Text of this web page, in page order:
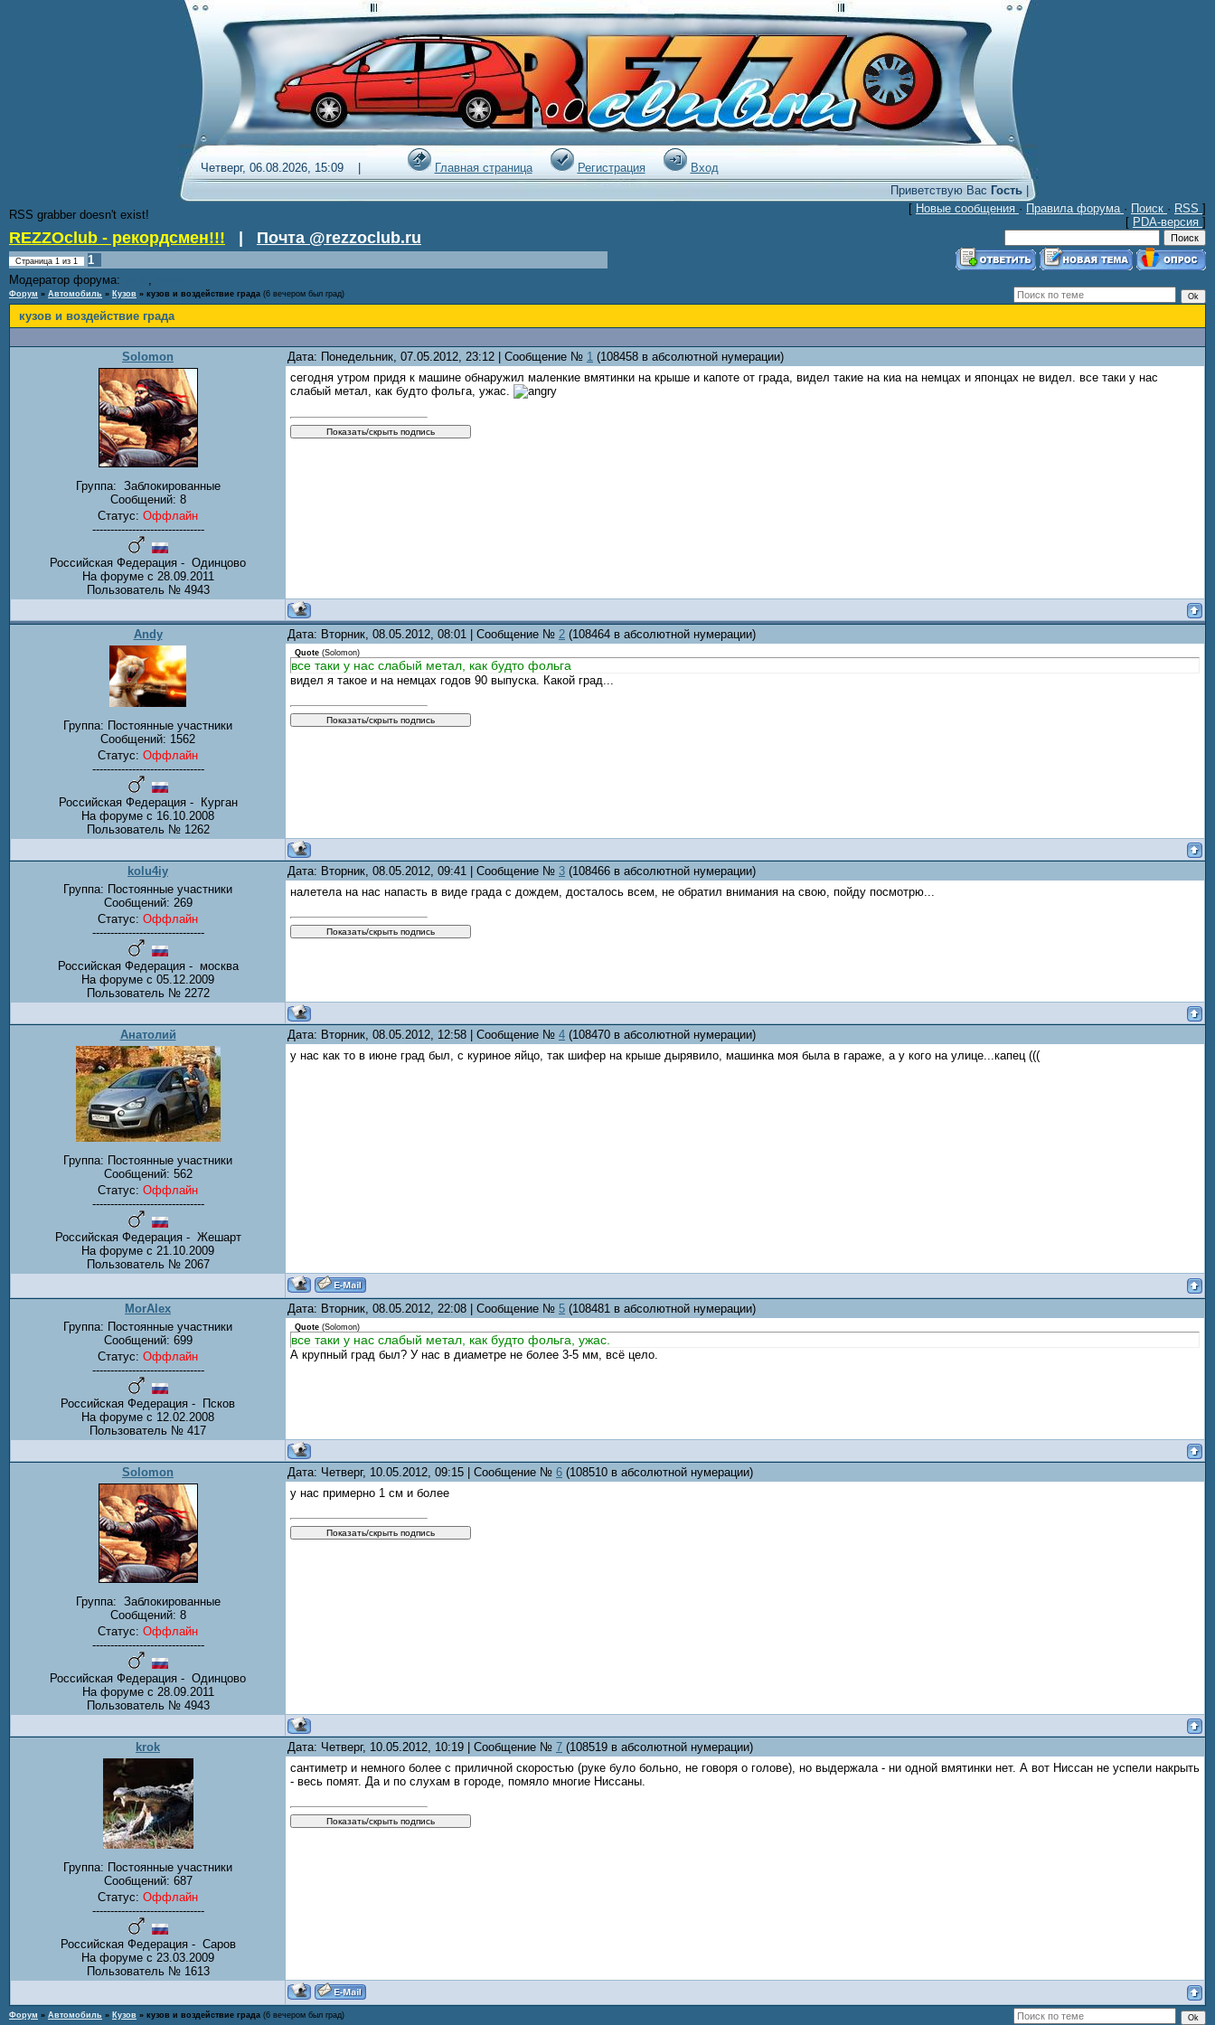
Четверг, 06.08.2026, 15:09 | Главная страница Регистрация
Вход
Приветствую Вас Гость|
RSS grabber doesn't exist!
[ Новые сообщения · Правила форума · Поиск · RSS ]
[ PDA-версия ]
REZZOclub - рекордсмен!!! Почта @rezzoclub.ru
Страница 1 из 1
1
Модератор форума:
,
Форум » Автомобиль » Кузов » кузов и воздействие града (6 вечером был град)
кузов и воздействие града
Solomon Дата: Понедельник, 07.05.2012, 23:12 | Сообщение № 1 (108458 в абсолютной нумерации)
Группа: Заблокированные
Сообщений: 8
Статус: Оффлайн
-------------------------------
Российская Федерация - Одинцово
На форуме с 28.09.2011
Пользователь № 4943
сегодня утром придя к машине обнаружил маленкие вмятинки на крыше и капоте от града, видел такие на киа на немцах и японцах не видел. все таки у нас
слабый метал, как будто фольга, ужас.
Andy Дата: Вторник, 08.05.2012, 08:01 | Сообщение № 2 (108464 в абсолютной нумерации)
Группа: Постоянные участники
Сообщений: 1562
Статус: Оффлайн
-------------------------------
Российская Федерация - Курган
На форуме с 16.10.2008
Пользователь № 1262
Quote (Solomon)
все таки у нас слабый метал, как будто фольга
видел я такое и на немцах годов 90 выпуска. Какой град...
kolu4iy Дата: Вторник, 08.05.2012, 09:41 | Сообщение № 3 (108466 в абсолютной нумерации)
Группа: Постоянные участники
Сообщений: 269
Статус: Оффлайн
-------------------------------
Российская Федерация - москва
На форуме с 05.12.2009
Пользователь № 2272
налетела на нас напасть в виде града с дождем, досталось всем, не обратил внимания на свою, пойду посмотрю...
Анатолий Дата: Вторник, 08.05.2012, 12:58 | Сообщение № 4 (108470 в абсолютной нумерации)
Группа: Постоянные участники
Сообщений: 562
Статус: Оффлайн
-------------------------------
Российская Федерация - Жешарт
На форуме с 21.10.2009
Пользователь № 2067
у нас как то в июне град был, с куриное яйцо, так шифер на крыше дырявило, машинка моя была в гараже, а у кого на улице...капец (((
MorAlex Дата: Вторник, 08.05.2012, 22:08 | Сообщение № 5 (108481 в абсолютной нумерации)
Группа: Постоянные участники
Сообщений: 699
Статус: Оффлайн
-------------------------------
Российская Федерация - Псков
На форуме с 12.02.2008
Пользователь № 417
Quote (Solomon)
все таки у нас слабый метал, как будто фольга, ужас.
А крупный град был? У нас в диаметре не более 3-5 мм, всё цело.
Solomon Дата: Четверг, 10.05.2012, 09:15 | Сообщение № 6 (108510 в абсолютной нумерации)
Группа: Заблокированные
Сообщений: 8
Статус: Оффлайн
-------------------------------
Российская Федерация - Одинцово
На форуме с 28.09.2011
Пользователь № 4943
у нас примерно 1 см и более
krok Дата: Четверг, 10.05.2012, 10:19 | Сообщение № 7 (108519 в абсолютной нумерации)
Группа: Постоянные участники
Сообщений: 687
Статус: Оффлайн
-------------------------------
Российская Федерация - Саров
На форуме с 23.03.2009
Пользователь № 1613
сантиметр и немного более с приличной скоростью (руке було больно, не говоря о голове), но выдержала - ни одной вмятинки нет. А вот Ниссан не успели накрыть
- весь помят. Да и по слухам в городе, помяло многие Ниссаны.
Форум » Автомобиль » Кузов » кузов и воздействие града (6 вечером был град)